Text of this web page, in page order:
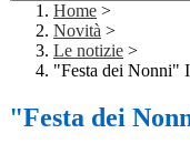
Home >
Novità >
Le notizie >
"Festa dei Nonni"
"Festa dei